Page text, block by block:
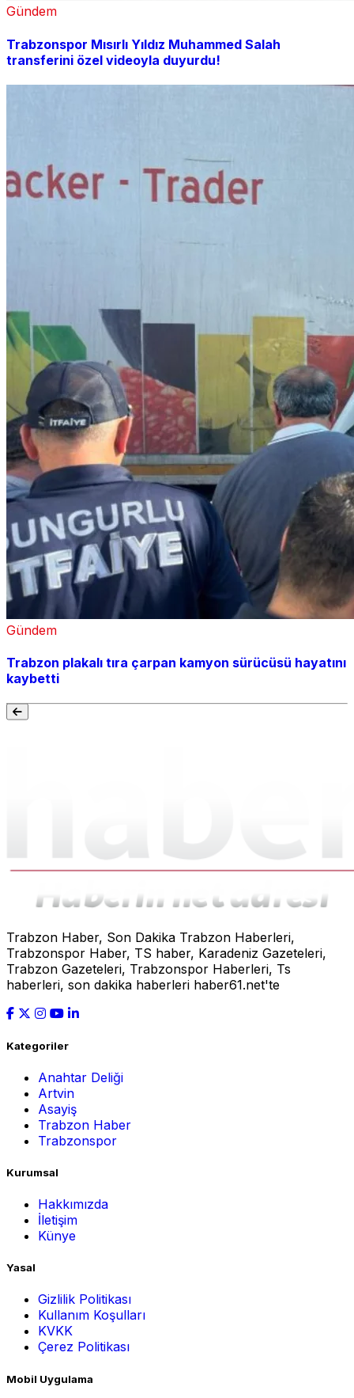
Gündem
Trabzonspor Mısırlı Yıldız Muhammed Salah
transferini özel videoyla duyurdu!
Gündem
Trabzon plakalı tıra çarpan kamyon sürücüsü hayatını
kaybetti
Trabzon Haber, Son Dakika Trabzon Haberleri,
Trabzonspor Haber, TS haber, Karadeniz Gazeteleri,
Trabzon Gazeteleri, Trabzonspor Haberleri, Ts
haberleri, son dakika haberleri haber61.net'te
Kategoriler
Anahtar Deliği
Artvin
Asayiş
Trabzon Haber
Trabzonspor
Kurumsal
Hakkımızda
İletişim
Künye
Yasal
Gizlilik Politikası
Kullanım Koşulları
KVKK
Çerez Politikası
Mobil Uygulama